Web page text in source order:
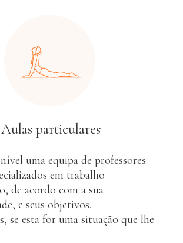
Aulas particulares
uma equipa de professores
em trabalho
de acordo com a sua
e seus objetivos.
se esta for uma situação que lhe